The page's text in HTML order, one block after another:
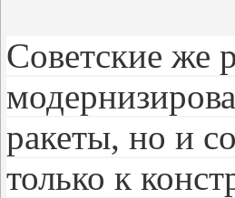
Советские же
ракеты, но и
только к